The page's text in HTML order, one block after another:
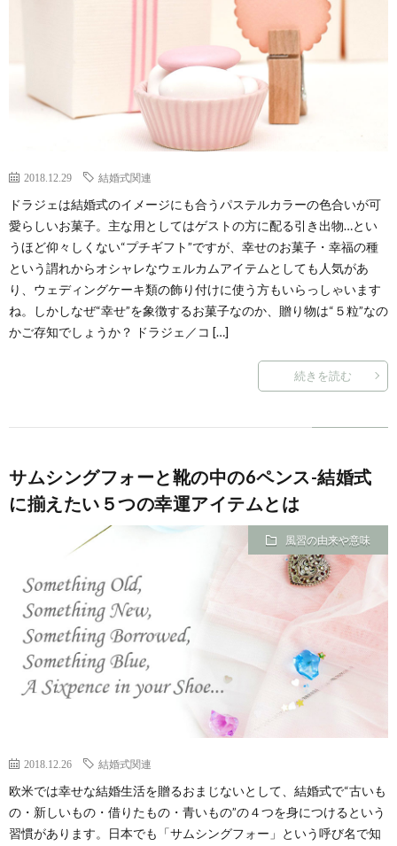
2018.12.29 結婚式関連
ドラジェは結婚式のイメージにも合うパステルカラーの色合いが可
愛らしいお菓子。主な用としてはゲストの方に配る引き出物…とい
うほど仰々しくない“プチギフト”ですが、幸せのお菓子・幸福の種
という謂れからオシャレなウェルカムアイテムとしても人気があ
り、ウェディングケーキ類の飾り付けに使う方もいらっしゃいます
ね。しかしなぜ“幸せ”を象徴するお菓子なのか、贈り物は“５粒”なの
かご存知でしょうか？ ドラジェ／コ […]
続きを読む
サムシングフォーと靴の中の6ペンス-結婚式
に揃えたい５つの幸運アイテムとは
風習の由来や意味
2018.12.26 結婚式関連
欧米では幸せな結婚生活を贈るおまじないとして、結婚式で“古いも
の・新しいもの・借りたもの・青いもの”の４つを身につけるという
習慣があります。日本でも「サムシングフォー」という呼び名で知